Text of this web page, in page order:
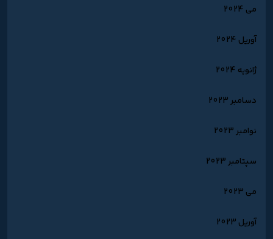
می 2024
آوریل 2024
ژانویه 2024
دسامبر 2023
نوامبر 2023
سپتامبر 2023
می 2023
آوریل 2023